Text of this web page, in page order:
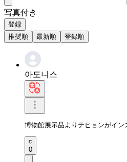
写真付き
登録
推奨順
最新順 登録順
아도니스
博物館展示品よりテヒョンがイ
0